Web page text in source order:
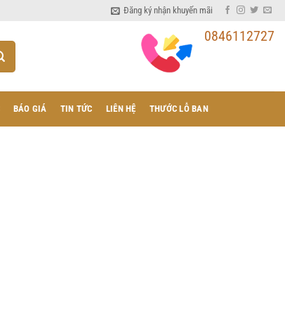
Đăng ký nhận khuyến mãi
0846112727
BÁO GIÁ TIN TỨC LIÊN HỆ THƯỚC LỖ BAN